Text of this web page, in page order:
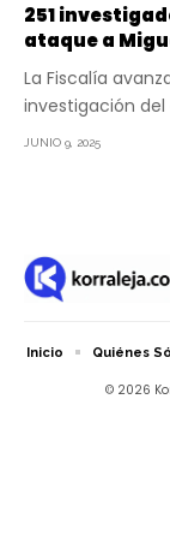
251
ataque a
La Fiscalía
investigación
JUNIO 9, 2025
© 2026
Inicio Quiénes